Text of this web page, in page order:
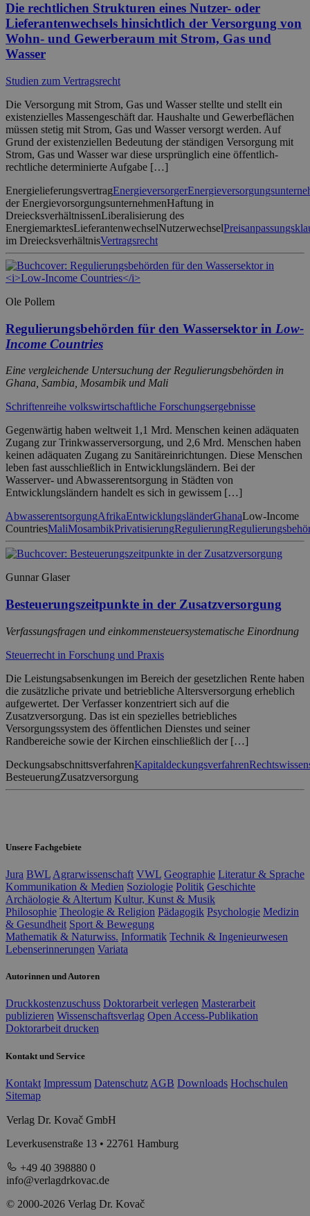
Die rechtlichen Strukturen eines Nutzer- oder
Lieferantenwechsels hinsichtlich der Versorgung von
Wohn- und Gewerberaum mit Strom, Gas und
Wasser
Studien zum Vertragsrecht
Die Versorgung mit Strom, Gas und Wasser stellte und stellt ein
existenzielles Massengeschäft dar. Haushalte und Gewerbeflächen
müssen stetig mit Strom, Gas und Wasser versorgt werden. Auf
Grund der existenziellen Bedeutung der ständigen Versorgung mit
Strom, Gas und Wasser war diese ursprünglich eine öffentlich-
rechtliche determinierte Aufgabe […]
EnergielieferungsvertragEnergieversorger
der EnergievorsorgungsunternehmenHaftung in
DreiecksverhältnissenLiberalisierung des
EnergiemarktesLieferantenwechselNutzerwechsel
im DreiecksverhältnisVertragsrecht
Ole Pollem
Regulierungsbehörden für den Wassersektor in Low-
Income Countries
Eine vergleichende Untersuchung der Regulierungsbehörden in
Ghana, Sambia, Mosambik und Mali
Schriftenreihe volkswirtschaftliche Forschungsergebnisse
Gegenwärtig haben weltweit 1,1 Mrd. Menschen keinen adäquaten
Zugang zur Trinkwasserversorgung, und 2,6 Mrd. Menschen haben
keinen adäquaten Zugang zu Sanitäreinrichtungen. Diese Menschen
leben fast ausschließlich in Entwicklungsländern. Bei der
Wasserver- und Abwasserentsorgung in Städten von
Entwicklungsländern handelt es sich in gewissem […]
AbwasserentsorgungAfrikaEntwicklungsländerGhanaLow-Income
CountriesMaliMosambikPrivatisierungRegulierung
Gunnar Glaser
Besteuerungszeitpunkte in der Zusatzversorgung
Verfassungsfragen und einkommensteuersystematische Einordnung
Steuerrecht in Forschung und Praxis
Die Leistungsabsenkungen im Bereich der gesetzlichen Rente haben
die zusätzliche private und betriebliche Altersversorgung erheblich
aufgewertet. Der Verfasser konzentriert sich auf die
Zusatzversorgung. Das ist ein spezielles betriebliches
Versorgungssystem des öffentlichen Dienstes und seiner
Randbereiche sowie der Kirchen einschließlich der […]
DeckungsabschnittsverfahrenKapitaldeckungsverfahren
BesteuerungZusatzversorgung
Unsere Fachgebiete
Jura BWL Agrarwissenschaft VWL Geographie Literatur & Sprache
Kommunikation & Medien Soziologie Politik Geschichte
Archäologie & Altertum Kultur, Kunst & Musik
Philosophie Theologie & Religion Pädagogik Psychologie Medizin
& Gesundheit Sport & Bewegung
Mathematik & Naturwiss. Informatik Technik & Ingenieurwesen
Lebenserinnerungen Variata
Autorinnen und Autoren
Druckkostenzuschuss Doktorarbeit verlegen Masterarbeit
publizieren Wissenschaftsverlag Open Access-Publikation
Doktorarbeit drucken
Kontakt und Service
Kontakt Impressum Datenschutz AGB Downloads Hochschulen
Sitemap
Verlag Dr. Kovač GmbH
Leverkusenstraße 13 • 22761 Hamburg
+49 40 398880 0
info@verlagdrkovac.de
© 2000-2026 Verlag Dr. Kovač